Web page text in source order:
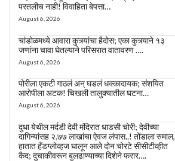
परतलीच नाही! विवाहिता बेपत्ता…
August 6, 2026
चांडोळमध्ये आवारा कुत्र्यांचा हैदोस; एका कुत्र्याने १३
जणांना चावा घेतल्याने परिसरात वातावरण ….
August 6, 2026
पोरीला एकटी गाठलं अन् घडलं धक्कादायक; संशयित
आरोपीला अटक! चिखली तालुक्यातील घटना…
August 6, 2026
दुधा येथील मर्दडी देवी मंदिरात धाडसी चोरी; देवीच्या
दागिन्यांसह २.७७ लाखांचा ऐवज लंपास..! तोंडाला रुमाल,
हातात हँडग्लोव्हज घालून आले दोन चोरटे सीसीटीव्हीत
कैद; दुचाकीवरून बुलढाण्याच्या दिशेने फरार….